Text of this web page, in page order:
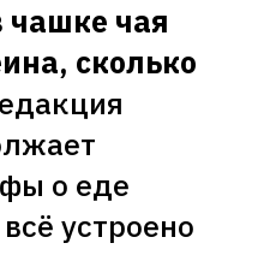
чашке чая
сколько
о еде
устроено